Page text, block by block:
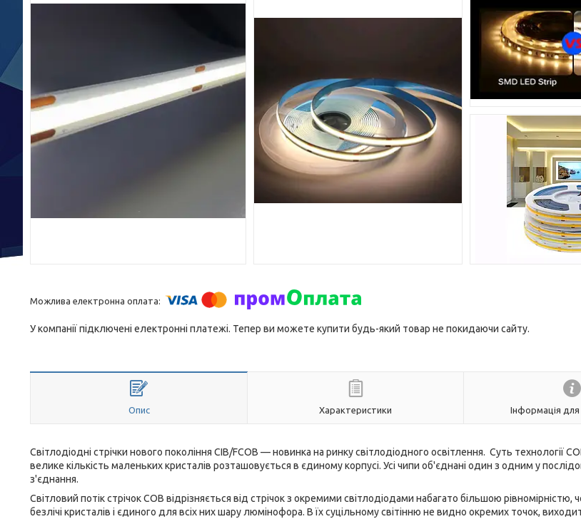
У компанії підключені електронні платежі. Тепер ви можете купити будь-який товар не покидаючи сайту.
Опис Характеристики Інформація
Світлодіодні стрічки нового покоління СІВ/FCOB — новинка на ринку світлодіодного освітлення. Cуть технології
велике кількість маленьких кристалів розташовується в єдиному корпусі. Усі чипи об'єднані один з одним у
з'єднання.
Світловий потік стрічок COB відрізняється від стрічок з окремими світлодіодами набагато більшою рівномірністю,
безлічі кристалів і єдиного для всіх них шару люмінофора. В їх суцільному світінню не видно окремих точок,